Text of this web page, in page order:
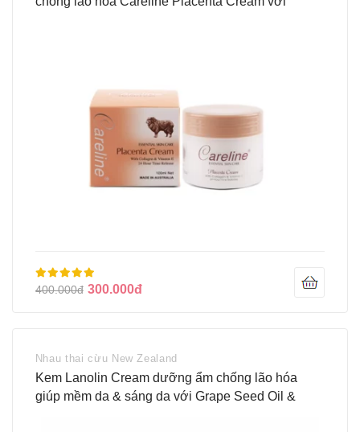
400.000đ 300.000đ
Nhau thai cừu New Zealand
Kem Lanolin Cream dưỡng ẩm chống lão hóa
giúp mềm da & sáng da với Grape Seed Oil &